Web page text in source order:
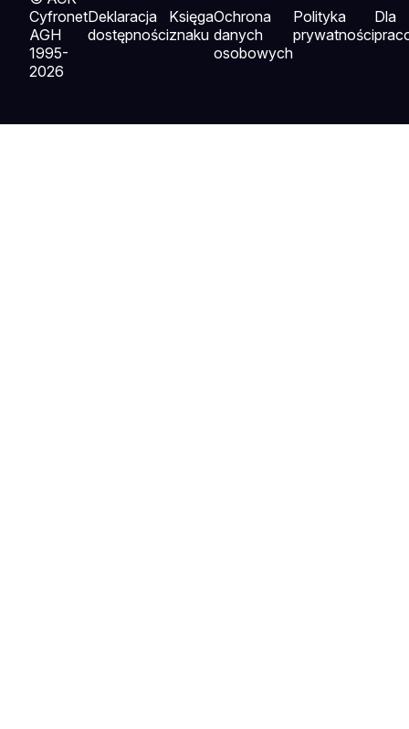
Cyfronet
AGH
1995-
2026
Deklaracja
dostępności
Księga
znaku
Ochrona
danych
osobowych
Polityka
prywatności
Dla